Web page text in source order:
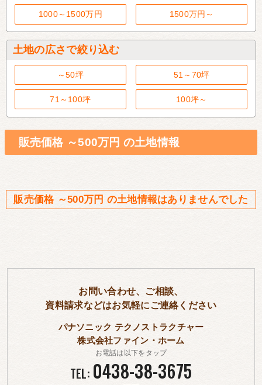
1000～1500万円 1500万円～
土地の広さで絞り込む
～50坪 51～70坪
71～100坪 100坪～
販売価格 ～500万円 の土地情報
販売価格 ～500万円 の土地情報はありませんでした
お問い合わせ、ご相談、
資料請求などはお気軽にご連絡ください
パナソニック テクノストラクチャー
株式会社ファイン・ホーム
お電話は以下をタップ
TEL: 0438-38-3675